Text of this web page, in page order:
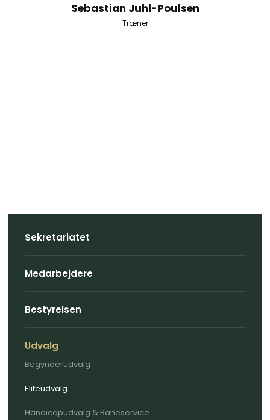
Sebastian Juhl-Poulsen
Træner
Sekretariatet
Medarbejdere
Bestyrelsen
Udvalg
Begynderudvalg
Eliteudvalg
Handicapudvalg & Baneservice